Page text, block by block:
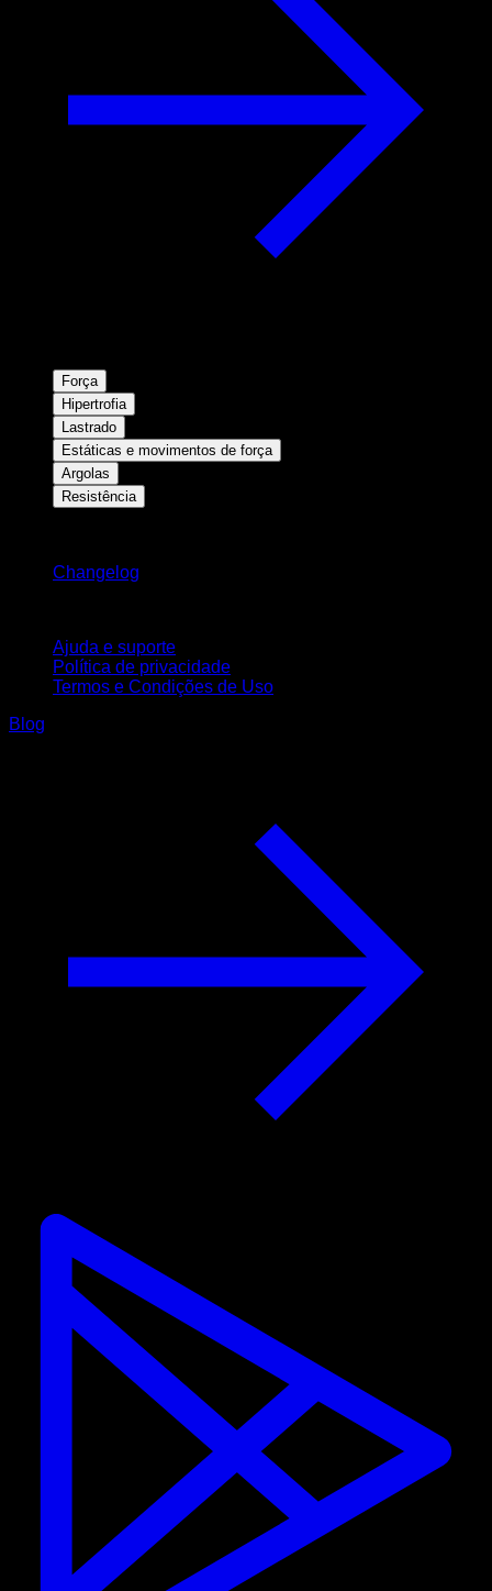
Força
Hipertrofia
Lastrado
Estáticas e movimentos de força
Argolas
Resistência
Changelog
Ajuda e suporte
Política de privacidade
Termos e Condições de Uso
Blog